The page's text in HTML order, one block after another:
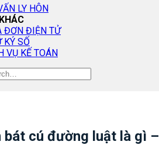
LY HÔN
ĐƠN ĐIỆN TỬ
KÝ SỐ
VỤ KẾ TOÁN
bát cú đường luật là gì